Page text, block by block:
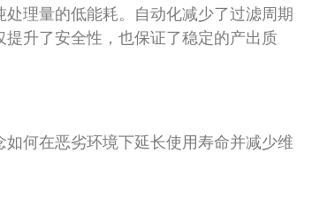
理量的低能耗。自动化减少了过滤周期
升了安全性，也保证了稳定的产出质
何在恶劣环境下延长使用寿命并减少维